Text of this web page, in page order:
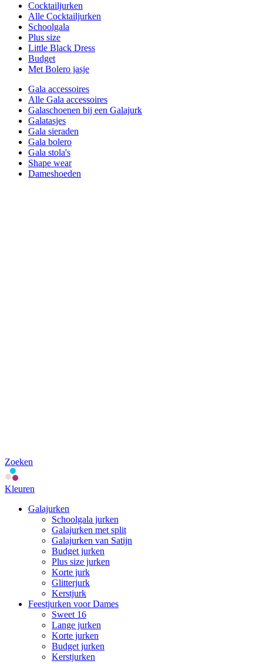
Cocktailjurken
Alle Cocktailjurken
Schoolgala
Plus size
Little Black Dress
Budget
Met Bolero jasje
Gala accessoires
Alle Gala accessoires
Galaschoenen bij een Galajurk
Galatasjes
Gala sieraden
Gala bolero
Gala stola's
Shape wear
Dameshoeden
Zoeken
Kleuren
Galajurken
Schoolgala jurken
Galajurken met split
Galajurken van Satijn
Budget jurken
Plus size jurken
Korte jurk
Glitterjurk
Kerstjurk
Feestjurken voor Dames
Sweet 16
Lange jurken
Korte jurken
Budget jurken
Kerstjurken